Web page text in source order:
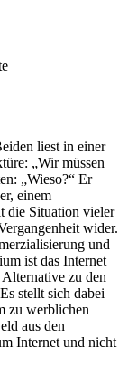
liest in einer
„Wir müssen
„Wieso?“ Er
einem
die Situation vieler
wider.
und
ist das Internet
zu den
stellt sich dabei
zu werblichen
aus den
Internet und nicht